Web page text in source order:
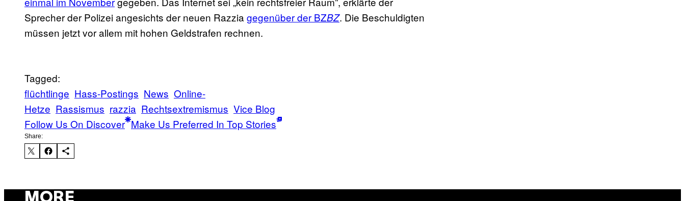
Sprecher der Polizei angesichts der neuen Razzia gegenüber der BZBZ. Die Beschuldigten
müssen jetzt vor allem mit hohen Geldstrafen rechnen.
Tagged:
flüchtlinge Hass-Postings News Online-
Hetze Rassismus razzia Rechtsextremismus Vice Blog
Follow Us On Discover Make Us Preferred In Top Stories
Share: